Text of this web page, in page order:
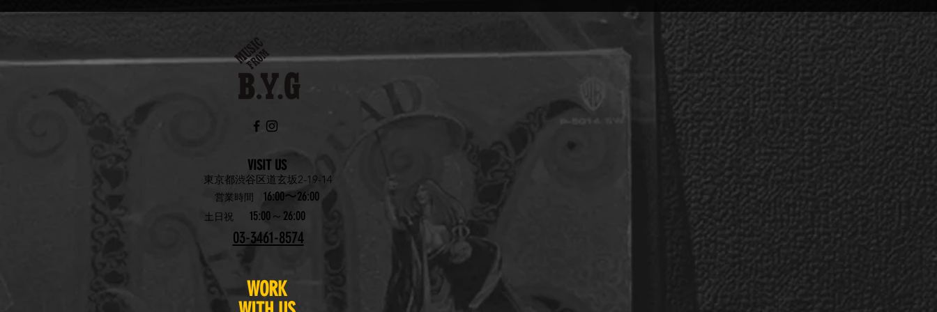
VISIT US
東京都渋谷区道玄坂2-19-14
営業時間 16:00〜26:00
土日祝 15:00～26:00
03-3461-8574
WORK